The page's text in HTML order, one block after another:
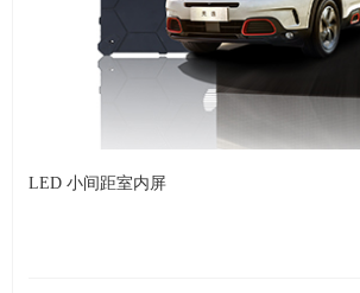
LED 小间距室内屏